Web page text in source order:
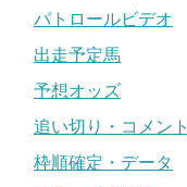
パトロールビデオ
出走予定馬
予想オッズ
追い切り・コメント
枠順確定・データ